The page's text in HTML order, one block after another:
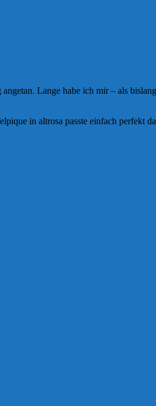
Lange habe ich mir – als
in altrosa passte einfach perfekt